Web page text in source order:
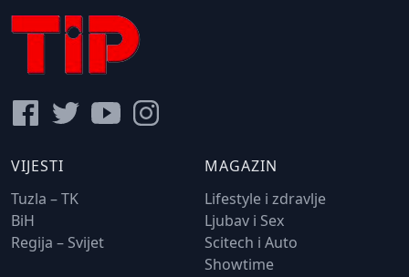
VIJESTI
Tuzla – TK
BiH
Regija – Svijet
MAGAZIN
Lifestyle i zdravlje
Ljubav i Sex
Scitech i Auto
Showtime